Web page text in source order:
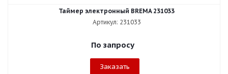
Таймер электронный BREMA 231033
Артикул: 231033
По запросу
Заказать